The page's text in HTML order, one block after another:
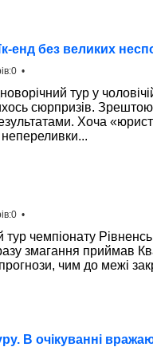
енд без великих
•
тур у
сюрпризів.
Хоча
•
тур чемпіонату
змагання приймав
чим до межі
В очікуванні